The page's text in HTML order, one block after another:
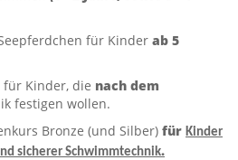
für Kinder ab 5
Kinder, die nach dem
festigen wollen.
Bronze (und Silber) für Kinder
sicherer Schwimmtechnik.